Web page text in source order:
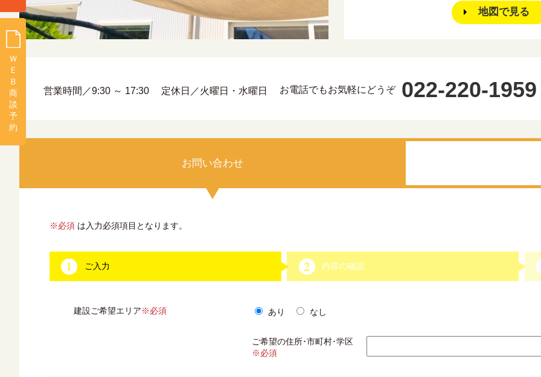
地図で見る
営業時間／9:30 ～ 17:30 定休日／火曜日・水曜日 お電話でもお気軽にどうぞ 022-220-1959
お問い合わせ
※必須 は入力必須項目となります。
ご入力 内容の確認
建設ご希望エリア※必須 あり なし
ご希望の住所･市町村･学区
※必須
Ｗ
Ｅ
Ｂ
商
談
予
約